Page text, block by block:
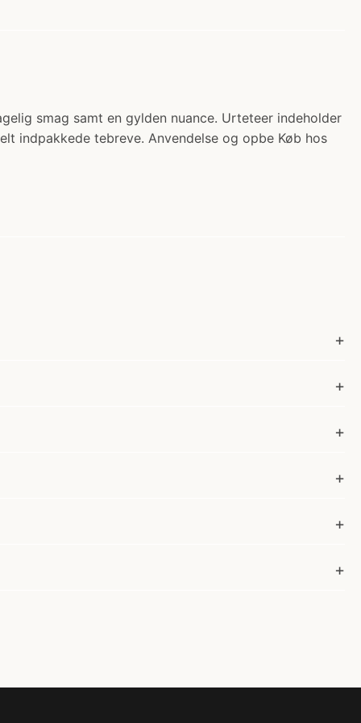
smag samt en gylden nuance. Urteteer indeholder
indpakkede tebreve. Anvendelse og opbe Køb hos